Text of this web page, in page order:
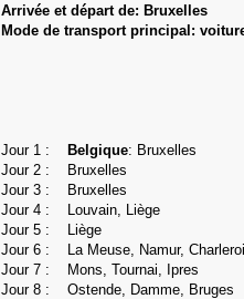
Arrivée et départ de: Bruxelles
Mode de transport principal:
Jour 1 : Belgique: Bruxelles
Jour 2 : Bruxelles
Jour 3 : Bruxelles
Jour 4 : Louvain, Liège
Jour 5 : Liège
Jour 6 : La Meuse, Namur, Charleroi
Jour 7 : Mons, Tournai, Ipres
Jour 8 : Ostende, Damme, Bruges